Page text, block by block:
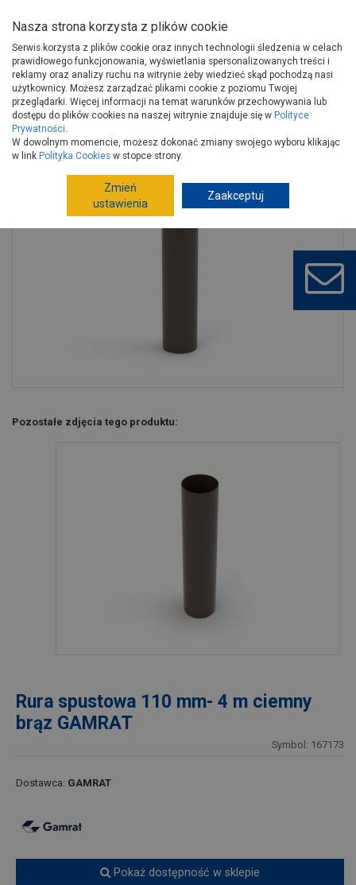
Strona główna Budowa i remont Rynny
Rynny PVC
Rynny, rury PVC
Rura spustowa 110 mm- 4 m ciemny brąz GAMRAT
Pozostałe zdjęcia tego produktu:
Rura spustowa 110 mm- 4 m ciemny
brąz GAMRAT
Symbol: 167173
Dostawca: GAMRAT
Pokaż dostępność w sklepie
Nasza strona korzysta z plików cookie
Serwis korzysta z plików cookie oraz innych technologii śledzenia w celach
prawidłowego funkcjonowania, wyświetlania spersonalizowanych treści i
reklamy oraz analizy ruchu na witrynie żeby wiedzieć skąd pochodzą nasi
użytkownicy. Możesz zarządzać plikami cookie z poziomu Twojej
przeglądarki. Więcej informacji na temat warunków przechowywania lub
dostępu do plików cookies na naszej witrynie znajduje się w Polityce
Prywatności.
W dowolnym momencie, możesz dokonać zmiany swojego wyboru klikając
w link Polityka Cookies w stopce strony.
Zmień
ustawienia
Zaakceptuj